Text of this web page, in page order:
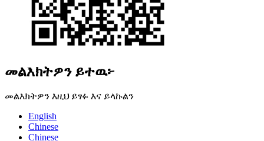
መልእክትዎን ይተዉ፦
መልእክትዎን እዚህ ይፃፉ እና ይላኩልን
English
Chinese
Chinese